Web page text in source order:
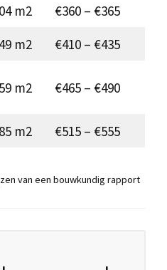
m2
€360 – €365
m2
€410 – €435
m2 €465 – €490
m2 €515 – €555
van een bouwkundig rapport